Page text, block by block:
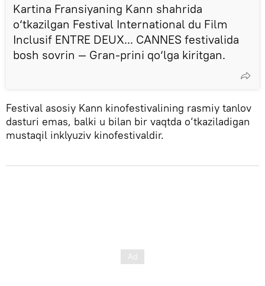
Kartina Fransiyaning Kann shahrida
o‘tkazilgan Festival International du Film
Inclusif ENTRE DEUX... CANNES festivalida
bosh sovrin — Gran-prini qo‘lga kiritgan.
Festival asosiy Kann kinofestivalining rasmiy tanlov
dasturi emas, balki u bilan bir vaqtda o‘tkaziladigan
mustaqil inklyuziv kinofestivaldir.